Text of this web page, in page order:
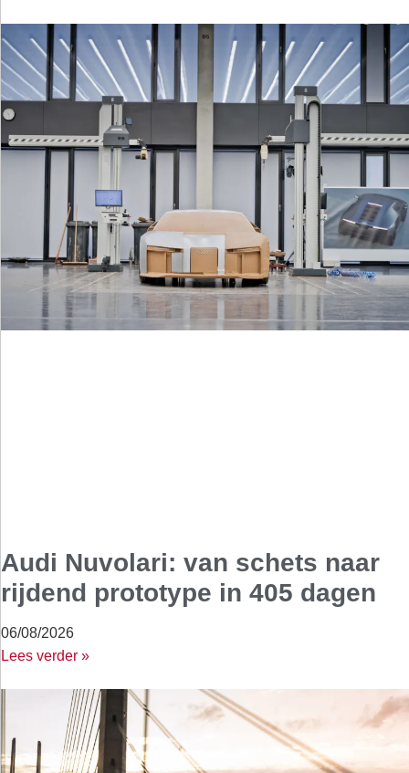
Audi Nuvolari: van schets naar
rijdend prototype in 405 dagen
06/08/2026
Lees verder »